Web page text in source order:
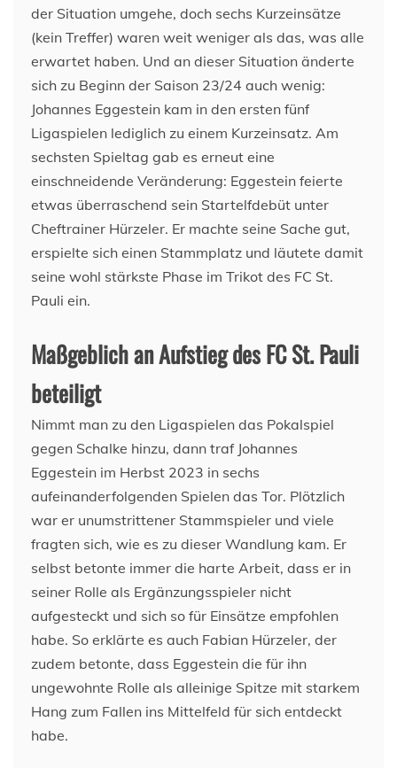
der Situation umgehe, doch sechs Kurzeinsätze
(kein Treffer) waren weit weniger als das, was alle
erwartet haben. Und an dieser Situation änderte
sich zu Beginn der Saison 23/24 auch wenig:
Johannes Eggestein kam in den ersten fünf
Ligaspielen lediglich zu einem Kurzeinsatz. Am
sechsten Spieltag gab es erneut eine
einschneidende Veränderung: Eggestein feierte
etwas überraschend sein Startelfdebüt unter
Cheftrainer Hürzeler. Er machte seine Sache gut,
erspielte sich einen Stammplatz und läutete damit
seine wohl stärkste Phase im Trikot des FC St.
Pauli ein.
Maßgeblich an Aufstieg des FC St. Pauli
beteiligt
Nimmt man zu den Ligaspielen das Pokalspiel
gegen Schalke hinzu, dann traf Johannes
Eggestein im Herbst 2023 in sechs
aufeinanderfolgenden Spielen das Tor. Plötzlich
war er unumstrittener Stammspieler und viele
fragten sich, wie es zu dieser Wandlung kam. Er
selbst betonte immer die harte Arbeit, dass er in
seiner Rolle als Ergänzungsspieler nicht
aufgesteckt und sich so für Einsätze empfohlen
habe. So erklärte es auch Fabian Hürzeler, der
zudem betonte, dass Eggestein die für ihn
ungewohnte Rolle als alleinige Spitze mit starkem
Hang zum Fallen ins Mittelfeld für sich entdeckt
habe.